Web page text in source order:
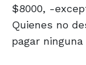
$8000, -
Quienes no
pagar